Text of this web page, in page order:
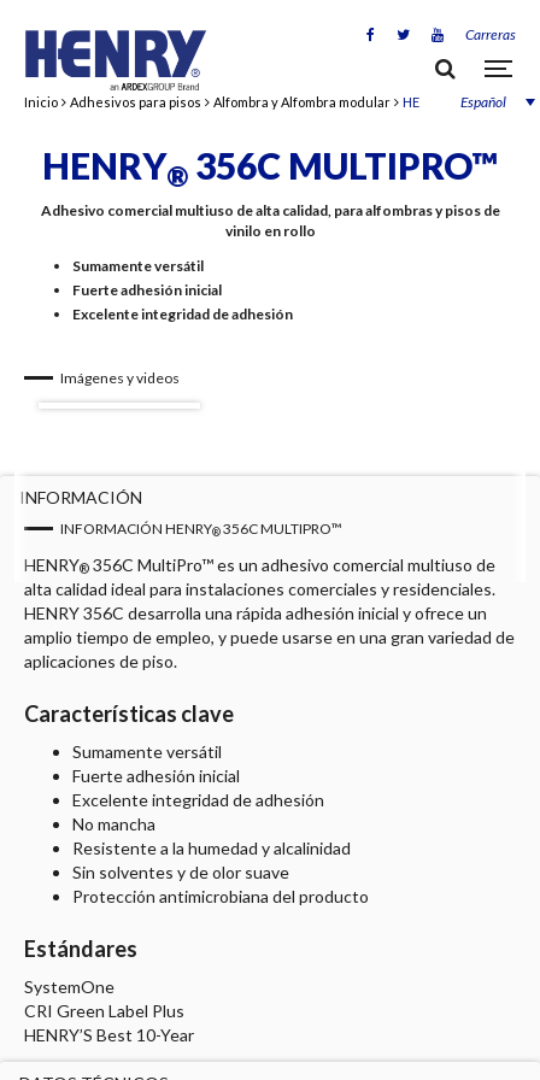
Carreras
Español
Inicio Adhesivos para pisos Alfombra y Alfombra modular HENRY 356C
HENRY® 356C MULTIPRO™
Adhesivo comercial multiuso de alta calidad, para alfombras y pisos de
vinilo en rollo
Sumamente versátil
Fuerte adhesión inicial
Excelente integridad de adhesión
Imágenes y videos
INFORMACIÓN
INFORMACIÓN HENRY®356C MULTIPRO™
HENRY® 356C MultiPro™ es un adhesivo comercial multiuso de
alta calidad ideal para instalaciones comerciales y residenciales.
HENRY 356C desarrolla una rápida adhesión inicial y ofrece un
amplio tiempo de empleo, y puede usarse en una gran variedad de
aplicaciones de piso.
Características clave
Sumamente versátil
Fuerte adhesión inicial
Excelente integridad de adhesión
No mancha
Resistente a la humedad y alcalinidad
Sin solventes y de olor suave
Protección antimicrobiana del producto
Estándares
SystemOne
CRI Green Label Plus
HENRY’S Best 10-Year